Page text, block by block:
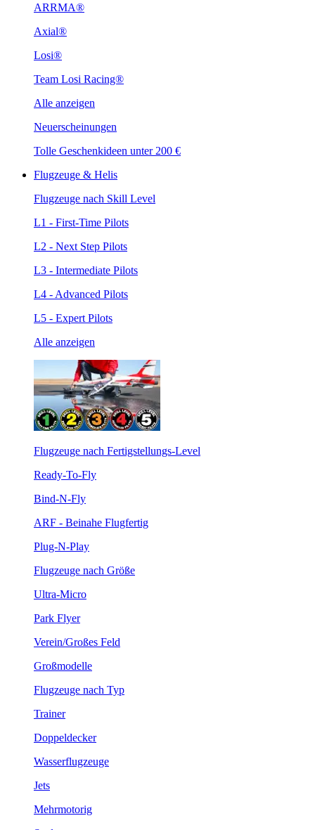
ARRMA®
Axial®
Losi®
Team Losi Racing®
Alle anzeigen
Neuerscheinungen
Tolle Geschenkideen unter 200 €
Flugzeuge & Helis
Flugzeuge nach Skill Level
L1 - First-Time Pilots
L2 - Next Step Pilots
L3 - Intermediate Pilots
L4 - Advanced Pilots
L5 - Expert Pilots
Alle anzeigen
Flugzeuge nach Fertigstellungs-Level
Ready-To-Fly
Bind-N-Fly
ARF - Beinahe Flugfertig
Plug-N-Play
Flugzeuge nach Größe
Ultra-Micro
Park Flyer
Verein/Großes Feld
Großmodelle
Flugzeuge nach Typ
Trainer
Doppeldecker
Wasserflugzeuge
Jets
Mehrmotorig